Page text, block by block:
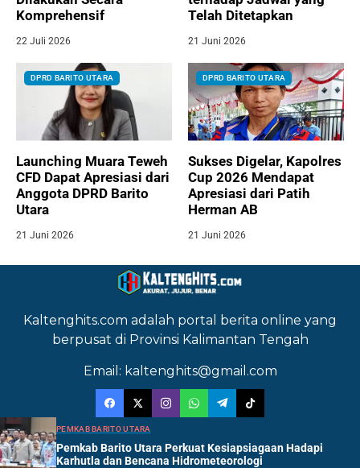
Komprehensif
22 Juli 2026
Telah Ditetapkan
21 Juni 2026
DPRD BARITO UTARA
Launching Muara Teweh
CFD Dapat Apresiasi dari
Anggota DPRD Barito
Utara
21 Juni 2026
DPRD BARITO UTARA
Sukses Digelar, Kapolres
Cup 2026 Mendapat
Apresiasi dari Patih
Herman AB
21 Juni 2026
Kaltenghits.com adalah portal berita online yang
berpusat di Provinsi Kalimantan Tengah
Email: kaltenghits@gmail.com
PEMKAB BARITO UTARA
Pemkab Barito Utara Perkuat Kesiapsiagaan Hadapi
Karhutla dan Bencana Hidrometeorologi